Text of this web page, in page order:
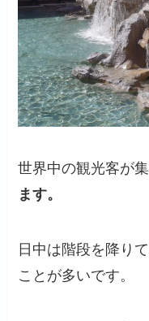
世界中の観光客が
ます。
日中は階段を降り
ことが多いです。